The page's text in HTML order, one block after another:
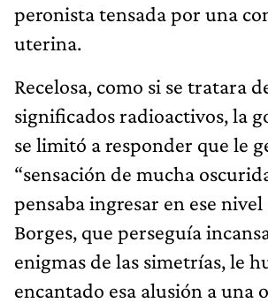
peronista tensada por una
uterina.
Recelosa, como si se tratara
significados radioactivos, la
se limitó a responder que le
“sensación de mucha
pensaba ingresar en ese
Borges, que perseguía
enigmas de las simetrías, le
encantado esa alusión a una